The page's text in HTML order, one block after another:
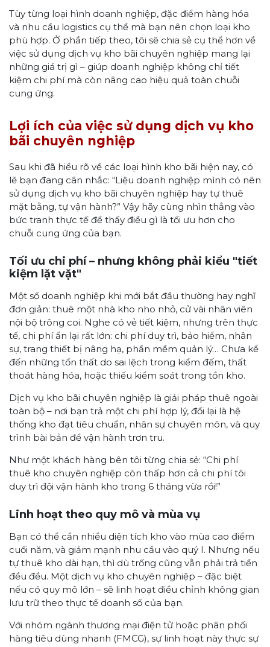
Tùy từng loại hình doanh nghiệp, đặc điểm hàng hóa
và nhu cầu logistics cụ thể mà bạn nên chọn loại kho
phù hợp. Ở phần tiếp theo, tôi sẽ chia sẻ cụ thể hơn về
việc sử dụng dịch vụ kho bãi chuyên nghiệp mang lại
những giá trị gì – giúp doanh nghiệp không chỉ tiết
kiệm chi phí mà còn nâng cao hiệu quả toàn chuỗi
cung ứng.
Lợi ích của việc sử dụng dịch vụ kho
bãi chuyên nghiệp
Sau khi đã hiểu rõ về các loại hình kho bãi hiện nay, có
lẽ bạn đang cân nhắc: “Liệu doanh nghiệp mình có nên
sử dụng dịch vụ kho bãi chuyên nghiệp hay tự thuê
mặt bằng, tự vận hành?” Vậy hãy cùng nhìn thẳng vào
bức tranh thực tế để thấy điều gì là tối ưu hơn cho
chuỗi cung ứng của bạn.
Tối ưu chi phí – nhưng không phải kiểu "tiết
kiệm lặt vặt"
Một số doanh nghiệp khi mới bắt đầu thường hay nghĩ
đơn giản: thuê một nhà kho nho nhỏ, cử vài nhân viên
nội bộ trông coi. Nghe có vẻ tiết kiệm, nhưng trên thực
tế, chi phí ẩn lại rất lớn: chi phí duy trì, bảo hiểm, nhân
sự, trang thiết bị nâng hạ, phần mềm quản lý… Chưa kể
đến những tổn thất do sai lệch trong kiểm đếm, thất
thoát hàng hóa, hoặc thiếu kiểm soát trong tồn kho.
Dịch vụ kho bãi chuyên nghiệp là giải pháp thuê ngoài
toàn bộ – nơi bạn trả một chi phí hợp lý, đổi lại là hệ
thống kho đạt tiêu chuẩn, nhân sự chuyên môn, và quy
trình bài bản để vận hành trơn tru.
Như một khách hàng bên tôi từng chia sẻ: “Chi phí
thuê kho chuyên nghiệp còn thấp hơn cả chi phí tôi
duy trì đội vận hành kho trong 6 tháng vừa rồi!”
Linh hoạt theo quy mô và mùa vụ
Bạn có thể cần nhiều diện tích kho vào mùa cao điểm
cuối năm, và giảm mạnh nhu cầu vào quý I. Nhưng nếu
tự thuê kho dài hạn, thì dù trống cũng vẫn phải trả tiền
đều đều. Một dịch vụ kho chuyên nghiệp – đặc biệt
nếu có quy mô lớn – sẽ linh hoạt điều chỉnh không gian
lưu trữ theo thực tế doanh số của bạn.
Với nhóm ngành thương mại điện tử hoặc phân phối
hàng tiêu dùng nhanh (FMCG), sự linh hoạt này thực sự